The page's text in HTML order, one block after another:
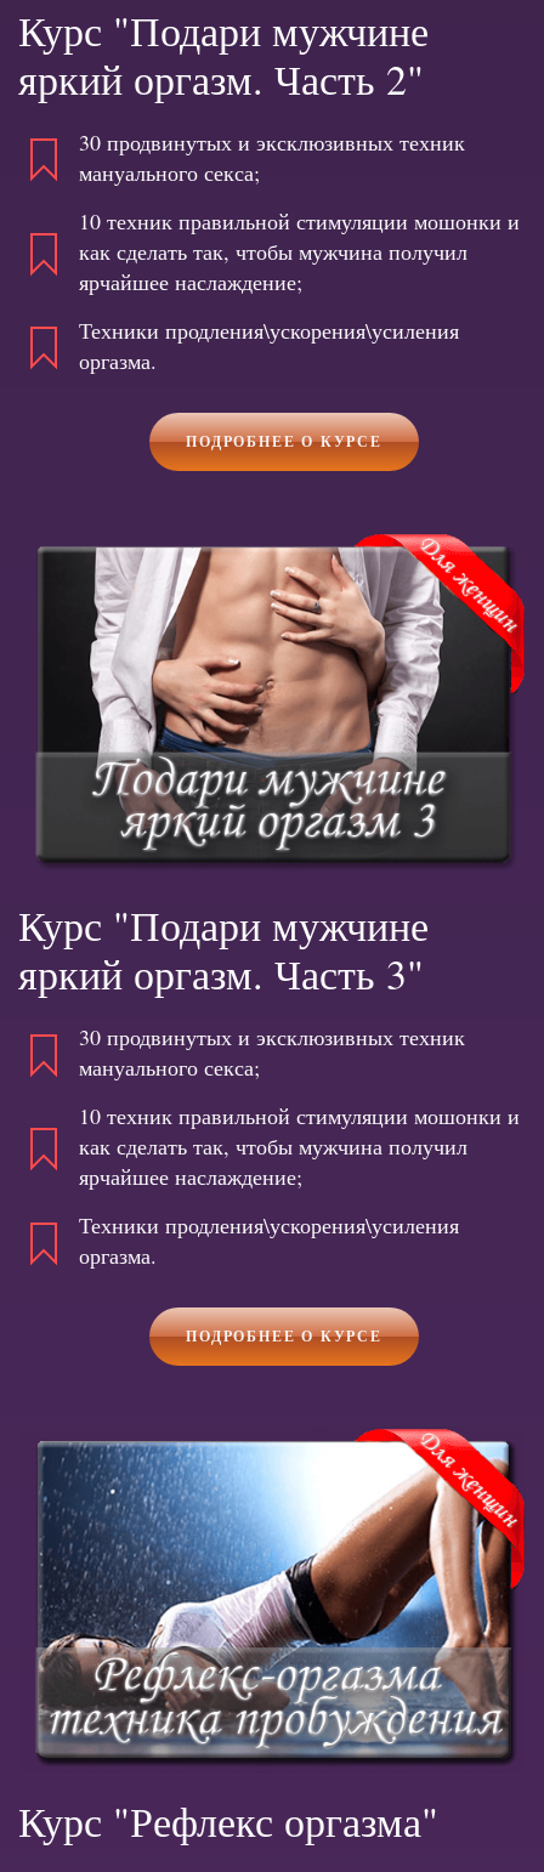
Курс "Подари мужчине
яркий оргазм. Часть 2"
30 продвинутых и эксклюзивных техник
мануального секса;
10 техник правильной стимуляции мошонки и
как сделать так, чтобы мужчина получил
ярчайшее наслаждение;
Техники продления\ускорения\усиления
оргазма.
ПОДРОБНЕЕ О КУРСЕ
Курс "Подари мужчине
яркий оргазм. Часть 3"
30 продвинутых и эксклюзивных техник
мануального секса;
10 техник правильной стимуляции мошонки и
как сделать так, чтобы мужчина получил
ярчайшее наслаждение;
Техники продления\ускорения\усиления
оргазма.
ПОДРОБНЕЕ О КУРСЕ
Курс "Рефлекс оргазма"